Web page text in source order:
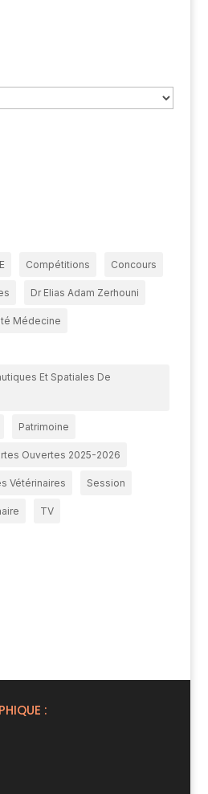
Compétitions Concours
Dr Elias Adam Zerhouni
Médecine
Et Spatiales De
Patrimoine
Ouvertes 2025-2026
Vétérinaires Session
TV
: